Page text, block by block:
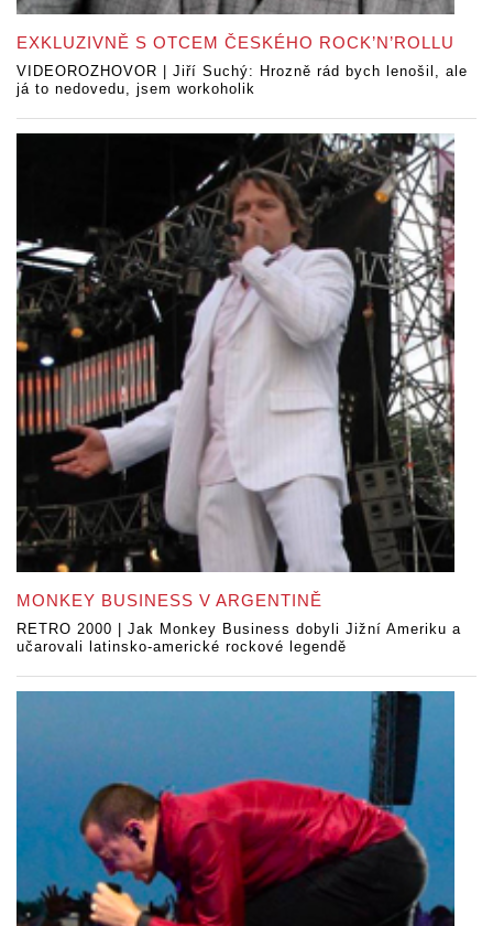
EXKLUZIVNĚ S OTCEM ČESKÉHO ROCK’N’ROLLU
VIDEOROZHOVOR | Jiří Suchý: Hrozně rád bych lenošil, ale
já to nedovedu, jsem workoholik
MONKEY BUSINESS V ARGENTINĚ
RETRO 2000 | Jak Monkey Business dobyli Jižní Ameriku a
učarovali latinsko-americké rockové legendě